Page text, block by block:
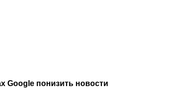
Google понизить новости